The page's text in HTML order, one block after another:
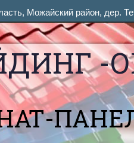
-
Можайский район, дер.